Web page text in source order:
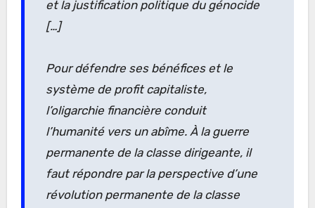
et la justification politique du génocide
[…]
Pour défendre ses bénéfices et le
système de profit capitaliste,
l’oligarchie financière conduit
l’humanité vers un abîme. À la guerre
permanente de la classe dirigeante, il
faut répondre par la perspective d’une
révolution permanente de la classe